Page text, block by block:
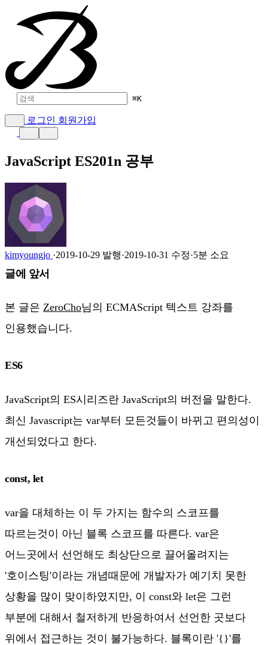
⌘K
로그인 회원가입
JavaScript ES201n 공부
kimyoungjo ·2019-10-29 발행·2019-10-31 수정·5분 소요
글에 앞서
본 글은 ZeroCho님의 ECMAScript 텍스트 강좌를
인용했습니다.
ES6
JavaScript의 ES시리즈란 JavaScript의 버전을 말한다.
최신 Javascript는 var부터 모든것들이 바뀌고 편의성이
개선되었다고 한다.
const, let
var을 대체하는 이 두 가지는 함수의 스코프를
따르는것이 아닌 블록 스코프를 따른다. var은
어느곳에서 선언해도 최상단으로 끌어올려지는
'호이스팅'이라는 개념때문에 개발자가 예기치 못한
상황을 많이 맞이하였지만, 이 const와 let은 그런
부분에 대해서 철저하게 반응하여서 선언한 곳보다
위에서 접근하는 것이 불가능하다. 블록이란 '{}'를